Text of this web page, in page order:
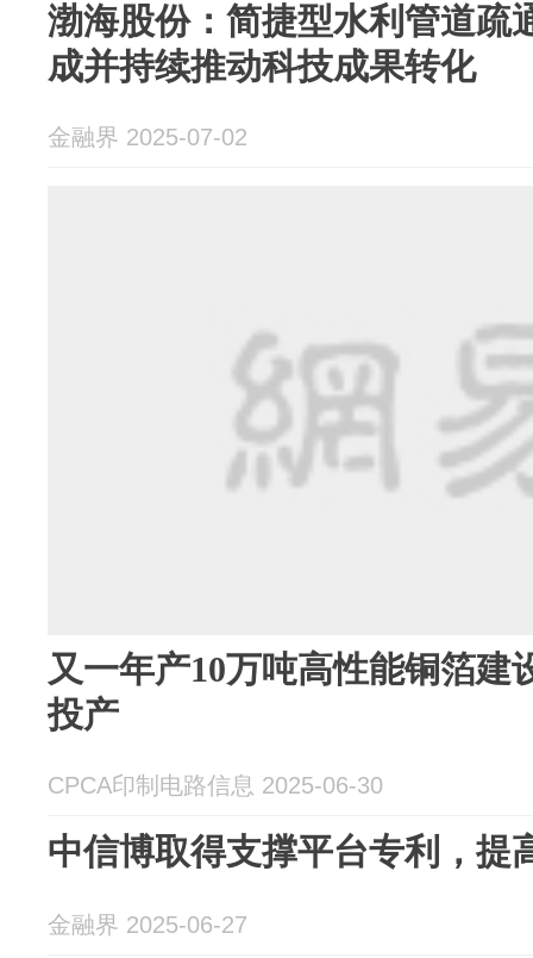
渤海股份：简捷型水利管道疏
成并持续推动科技成果转化
金融界 2025-07-02
又一年产10万吨高性能铜箔建
投产
CPCA印制电路信息 2025-06-30
中信博取得支撑平台专利，提
金融界 2025-06-27